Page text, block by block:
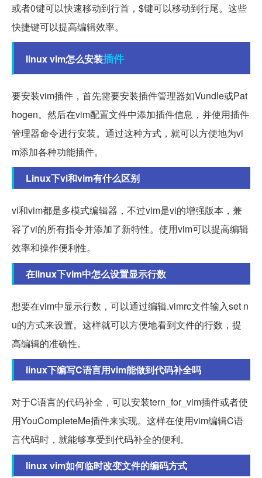
或者0键可以快速移动到行首，$键可以移动到行尾。这些
快捷键可以提高编辑效率。
linux vim怎么安装插件
要安装vim插件，首先需要安装插件管理器如Vundle或Pat
hogen。然后在vim配置文件中添加插件信息，并使用插件
管理器命令进行安装。通过这种方式，就可以方便地为vi
m添加各种功能插件。
Linux下vi和vim有什么区别
vi和vim都是多模式编辑器，不过vim是vi的增强版本，兼
容了vi的所有指令并添加了新特性。使用vim可以提高编辑
效率和操作便利性。
在linux下vim中怎么设置显示行数
想要在vim中显示行数，可以通过编辑.vimrc文件输入set n
u的方式来设置。这样就可以方便地看到文件的行数，提
高编辑的准确性。
linux下编写C语言用vim能做到代码补全吗
对于C语言的代码补全，可以安装tern_for_vim插件或者使
用YouCompleteMe插件来实现。这样在使用vim编辑C语
言代码时，就能够享受到代码补全的便利。
linux vim如何临时改变文件的编码方式